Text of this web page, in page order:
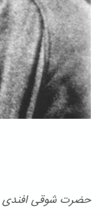
حضرت شوقی افندی